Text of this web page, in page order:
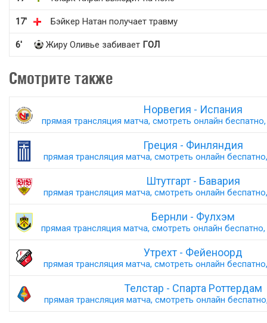
17' Бэйкер Натан получает травму
6' Жиру Оливье забивает ГОЛ
Смотрите также
Норвегия - Испания
прямая трансляция матча, смотреть онлайн
Греция - Финляндия
прямая трансляция матча, смотреть онлайн
Штутгарт - Бавария
прямая трансляция матча, смотреть онлайн
Бернли - Фулхэм
прямая трансляция матча, смотреть онлайн
Утрехт - Фейеноорд
прямая трансляция матча, смотреть онлайн
Телстар - Спарта Роттердам
прямая трансляция матча, смотреть онлайн